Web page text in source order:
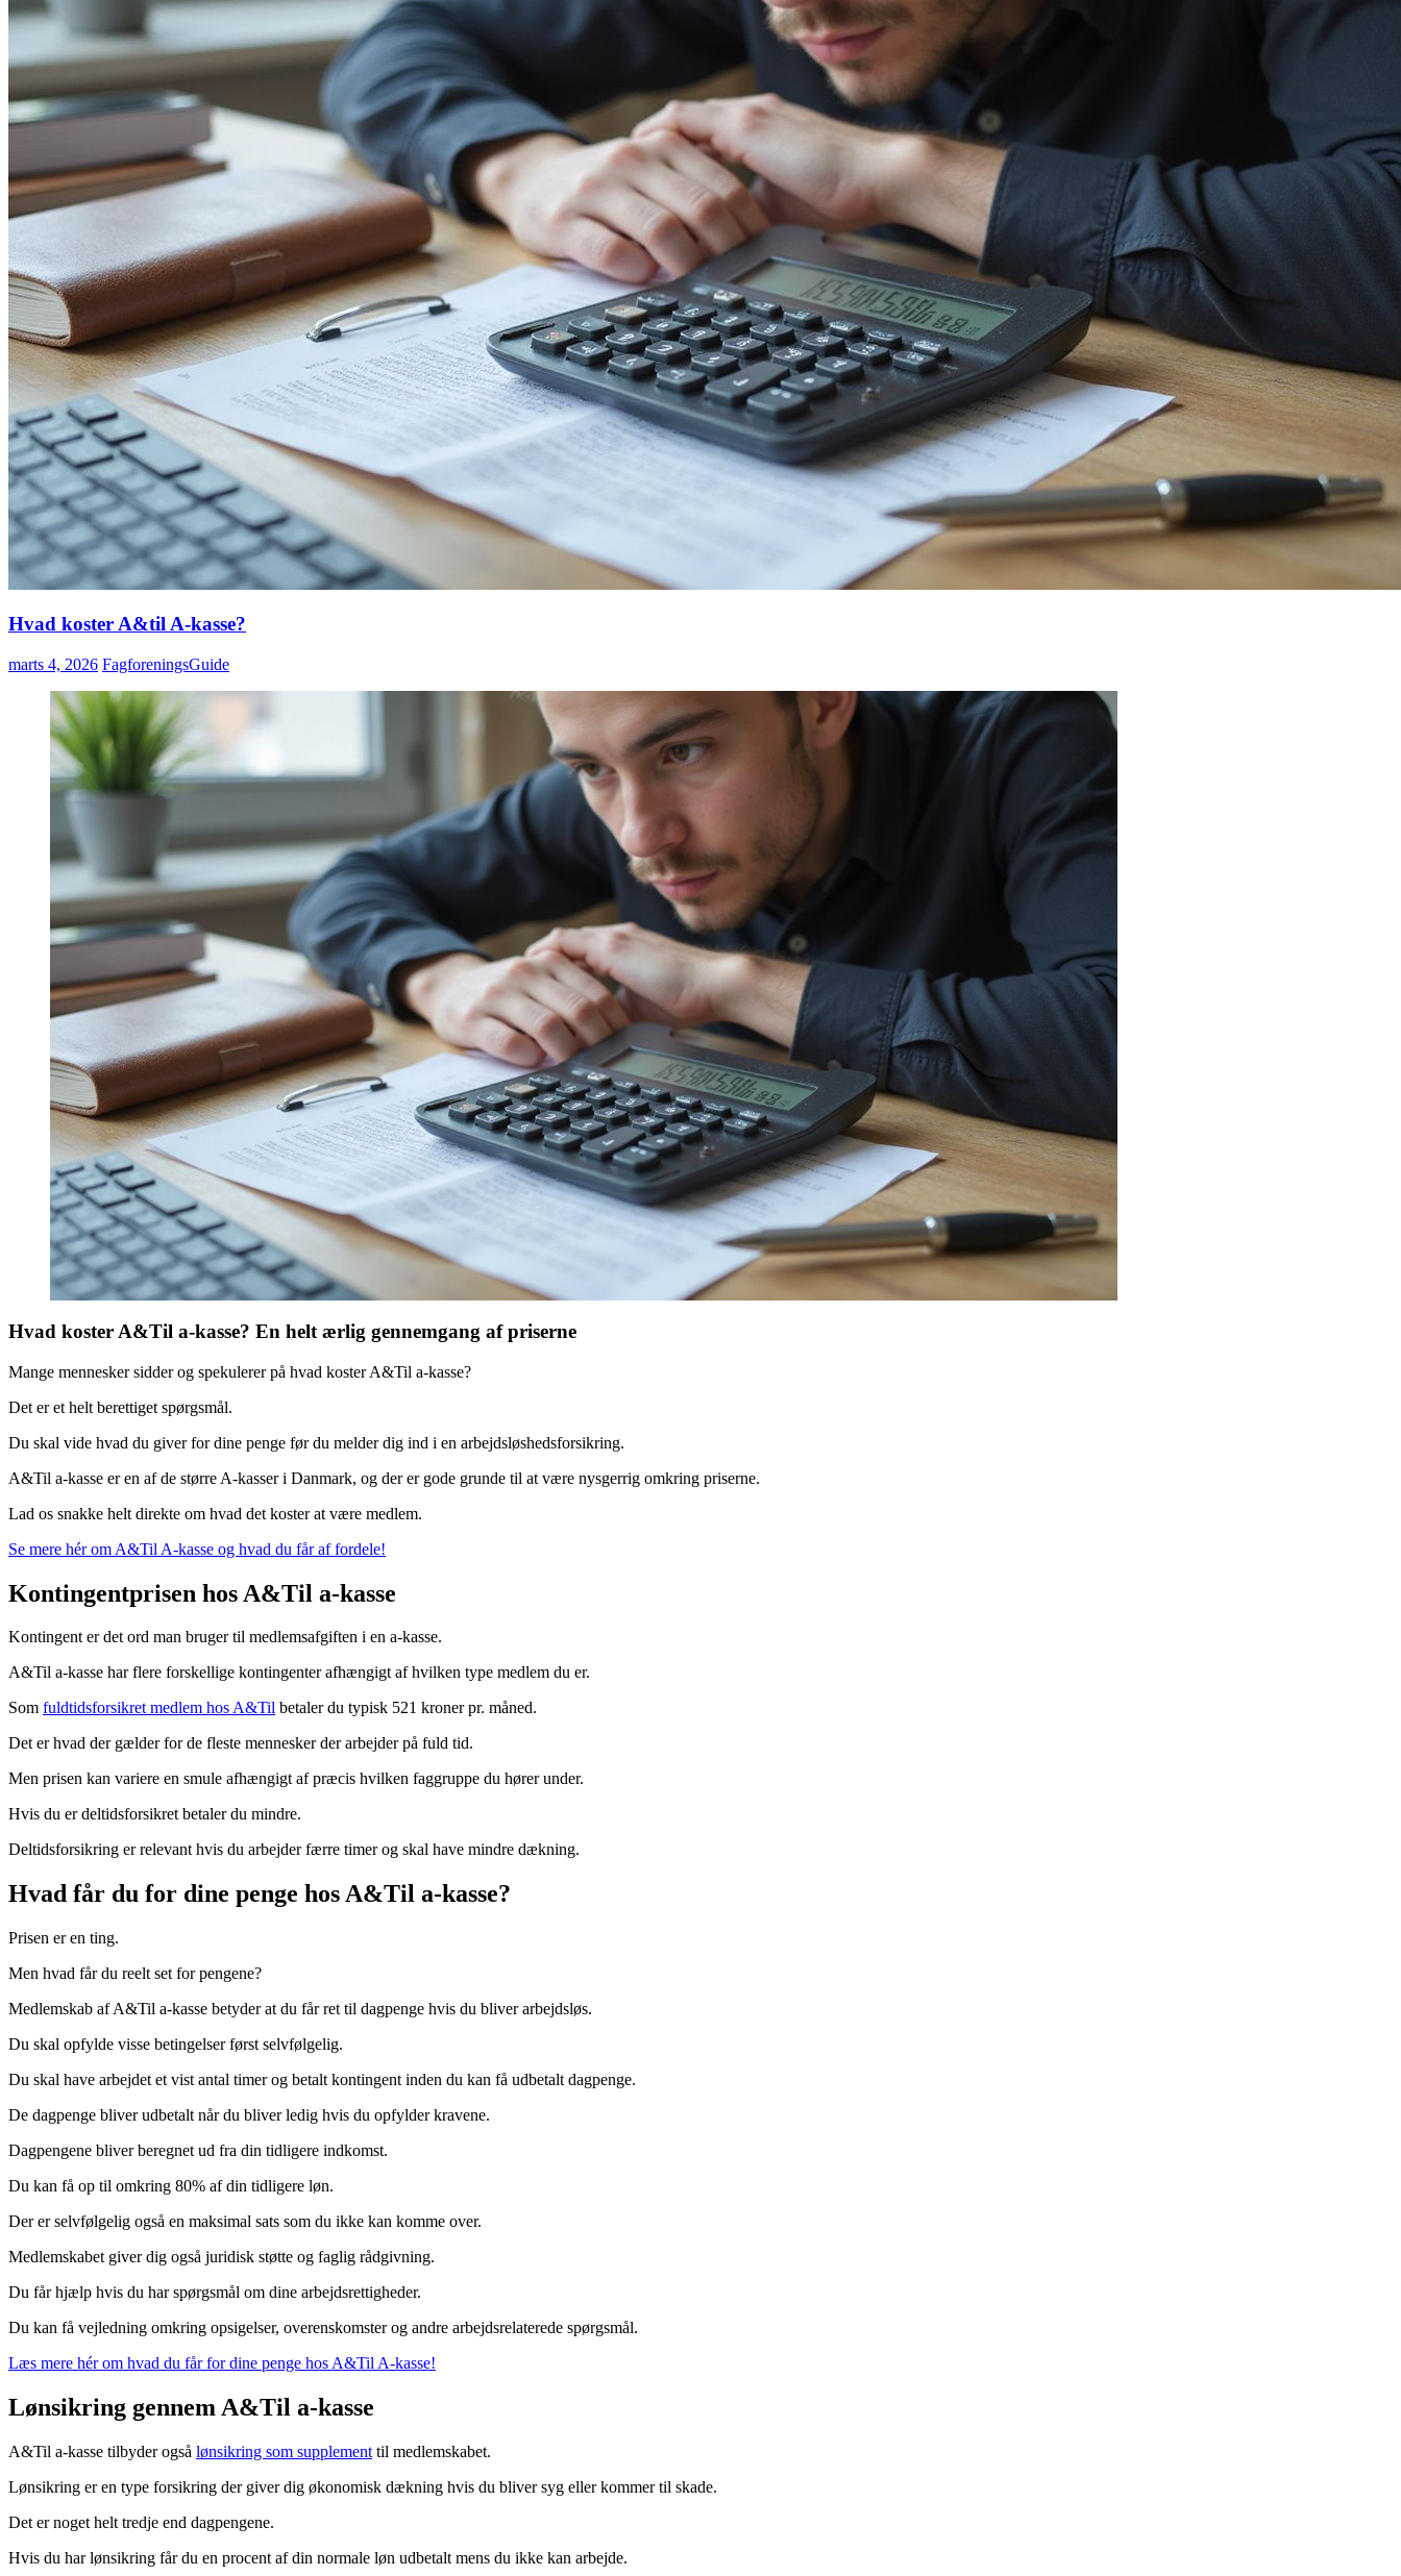
Hvad koster A&til A-kasse?
marts 4, 2026 FagforeningsGuide
Hvad koster A&Til a-kasse? En helt ærlig gennemgang af priserne
Mange mennesker sidder og spekulerer på hvad koster A&Til a-kasse?
Det er et helt berettiget spørgsmål.
Du skal vide hvad du giver for dine penge før du melder dig ind i en arbejdsløshedsforsikring.
A&Til a-kasse er en af de større A-kasser i Danmark, og der er gode grunde til at være nysgerrig omkring priserne.
Lad os snakke helt direkte om hvad det koster at være medlem.
Se mere hér om A&Til A-kasse og hvad du får af fordele!
Kontingentprisen hos A&Til a-kasse
Kontingent er det ord man bruger til medlemsafgiften i en a-kasse.
A&Til a-kasse har flere forskellige kontingenter afhængigt af hvilken type medlem du er.
Som fuldtidsforsikret medlem hos A&Til betaler du typisk 521 kroner pr. måned.
Det er hvad der gælder for de fleste mennesker der arbejder på fuld tid.
Men prisen kan variere en smule afhængigt af præcis hvilken faggruppe du hører under.
Hvis du er deltidsforsikret betaler du mindre.
Deltidsforsikring er relevant hvis du arbejder færre timer og skal have mindre dækning.
Hvad får du for dine penge hos A&Til a-kasse?
Prisen er en ting.
Men hvad får du reelt set for pengene?
Medlemskab af A&Til a-kasse betyder at du får ret til dagpenge hvis du bliver arbejdsløs.
Du skal opfylde visse betingelser først selvfølgelig.
Du skal have arbejdet et vist antal timer og betalt kontingent inden du kan få udbetalt dagpenge.
De dagpenge bliver udbetalt når du bliver ledig hvis du opfylder kravene.
Dagpengene bliver beregnet ud fra din tidligere indkomst.
Du kan få op til omkring 80% af din tidligere løn.
Der er selvfølgelig også en maksimal sats som du ikke kan komme over.
Medlemskabet giver dig også juridisk støtte og faglig rådgivning.
Du får hjælp hvis du har spørgsmål om dine arbejdsrettigheder.
Du kan få vejledning omkring opsigelser, overenskomster og andre arbejdsrelaterede spørgsmål.
Læs mere hér om hvad du får for dine penge hos A&Til A-kasse!
Lønsikring gennem A&Til a-kasse
A&Til a-kasse tilbyder også lønsikring som supplement til medlemskabet.
Lønsikring er en type forsikring der giver dig økonomisk dækning hvis du bliver syg eller kommer til skade.
Det er noget helt tredje end dagpengene.
Hvis du har lønsikring får du en procent af din normale løn udbetalt mens du ikke kan arbejde.